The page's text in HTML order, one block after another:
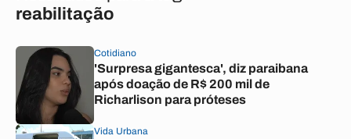
reabilitação
Cotidiano
'Surpresa gigantesca', diz paraibana
após doação de R$ 200 mil de
Richarlison para próteses
Vida Urbana